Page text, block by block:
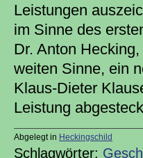
Leistungen
im Sinne des
Dr. Anton
weiten Sinne, ein
Klaus-Dieter
Leistung
Abgelegt in Heckingschild
Schlagwörter: